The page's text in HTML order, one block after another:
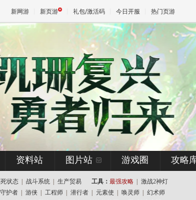
新网游 新页游 礼包/激活码 今日开服 热门页游
天堂
王权与自由
资料站 图片站 游戏圈 攻略
状态 战斗系统 生产贸易 工具： 最强攻略
激战2神灯
守护者 游侠 工程师 潜行者 元素使 唤灵师
幻术师